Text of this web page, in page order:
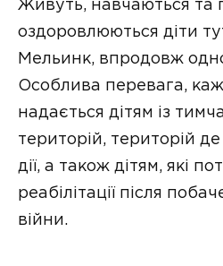
Живуть, навчаються та
оздоровлюються діти
Мельинк, впродовж
Особлива перевага,
надається дітям із
територій, територій
дії, а також дітям, які
реабілітації після
війни.